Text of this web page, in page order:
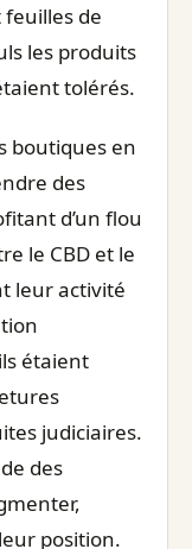
de
les produits
tolérés.
boutiques en
des
d’un flou
le CBD et le
leur activité
étaient
judiciaires.
des
position.